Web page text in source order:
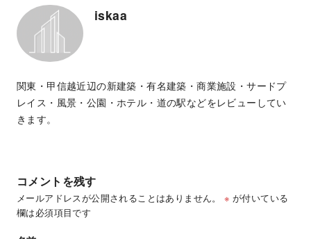
iskaa
関東・甲信越近辺の新建築・有名建築・商業施設・サードプ
レイス・風景・公園・ホテル・道の駅などをレビューしてい
きます。
コメントを残す
メールアドレスが公開されることはありません。 ※ が付いている
欄は必須項目です